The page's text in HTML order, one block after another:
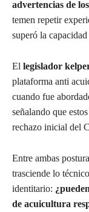
advertencias de
temen repetir
superó la
El legislador
plataforma anti
cuando fue
señalando que
rechazo inicial del
Entre ambas
trasciende lo
identitario:
de acuicultura